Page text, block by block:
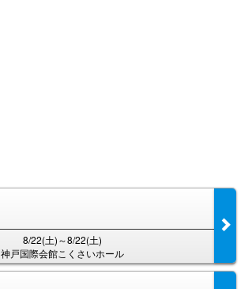
8/22(土)～8/22(土)
神戸国際会館こくさいホール